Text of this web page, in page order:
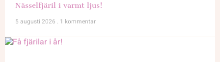
Nässelfjäril i varmt ljus!
5 augusti 2026
1 kommentar